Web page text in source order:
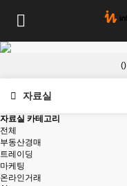
()
자료실
자료실 카테고리
전체
부동산경매
트레이딩
마케팅
온라인거래